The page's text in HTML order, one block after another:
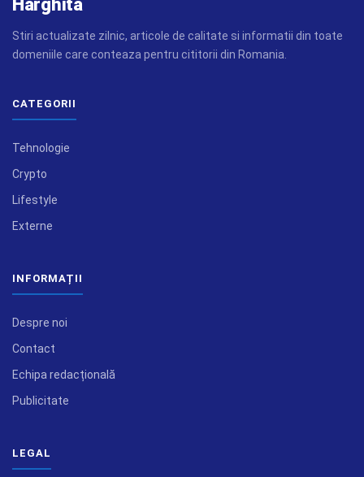
Harghita
Stiri actualizate zilnic, articole de calitate si informatii din toate
domeniile care conteaza pentru cititorii din Romania.
CATEGORII
Tehnologie
Crypto
Lifestyle
Externe
INFORMAȚII
Despre noi
Contact
Echipa redacțională
Publicitate
LEGAL